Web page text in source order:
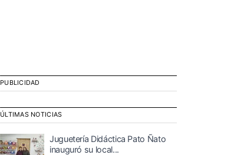
PUBLICIDAD
ÚLTIMAS NOTICIAS
Juguetería Didáctica Pato Ñato
inauguró su local...